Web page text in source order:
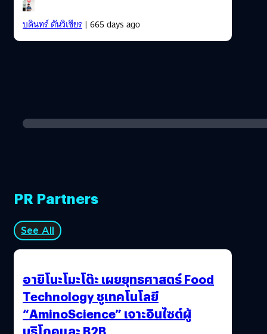
บดินทร์ ตันวิเชียร| 665 days ago
PR Partners
See All
อายิโนะโมะโต๊ะ เผยยุทธศาสตร์ Food
Technology ชูเทคโนโลยี
“AminoScience” เจาะอินไซต์ผู้